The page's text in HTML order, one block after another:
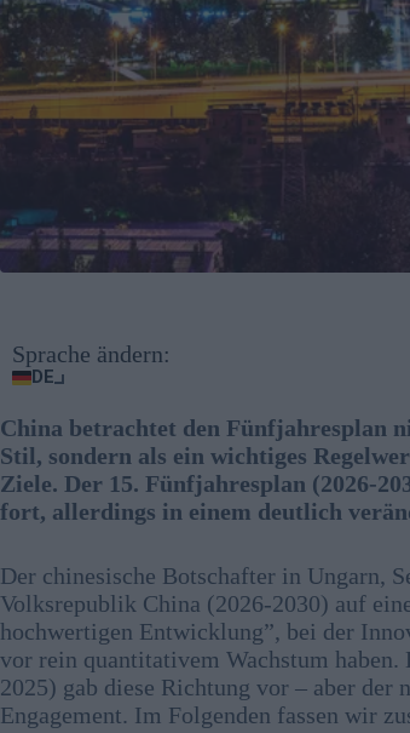
Sprache ändern:
DE
China betrachtet den Fünfjahresplan
Stil, sondern als ein wichtiges
Ziele. Der 15. Fünfjahresplan (2026-
fort, allerdings in einem deutlich
Der chinesische Botschafter in Ungarn,
Volksrepublik China (2026-2030) auf
hochwertigen Entwicklung”, bei der
vor rein quantitativem Wachstum
2025) gab diese Richtung vor – aber der
Engagement. Im Folgenden fassen wir